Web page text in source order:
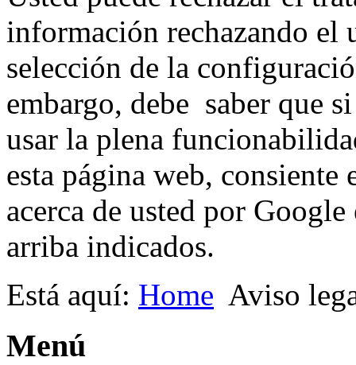
información rechazando el
selección de la
embargo, debe saber que
usar la plena
esta página web,
acerca de usted por
arriba indicados.
Está aquí: Home Aviso
Menú